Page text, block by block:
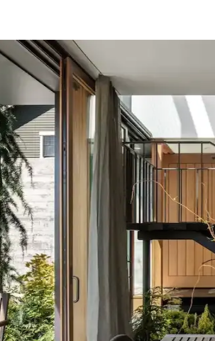
Görsel Denge Sağlama Yöntemleri
Halı, perde, yastık ve mobilya yerleşimi ile
Mekâna Etkisi
doğal sakinlik sunarken, turuncu ve kahverengi
ve Etkileri
gibi faktörlerle uyumlu olmalıdır. Sıcak-soğuk
İpuçları
kolaylığı sunar. Minder ve özel tasarım halılarla
Dekorasyonda Denge Sağlama
estetiğini artırır. Kırmızı, kahverengi ve turuncu
Mobilya Yerleşimi ve Estetik
ve aksesuar dengesi gibi unsurların yaşam